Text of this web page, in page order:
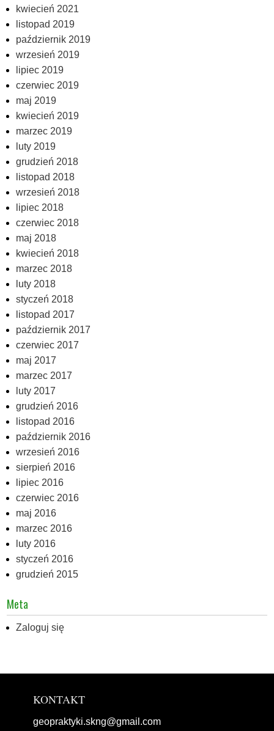
kwiecień 2021
listopad 2019
październik 2019
wrzesień 2019
lipiec 2019
czerwiec 2019
maj 2019
kwiecień 2019
marzec 2019
luty 2019
grudzień 2018
listopad 2018
wrzesień 2018
lipiec 2018
czerwiec 2018
maj 2018
kwiecień 2018
marzec 2018
luty 2018
styczeń 2018
listopad 2017
październik 2017
czerwiec 2017
maj 2017
marzec 2017
luty 2017
grudzień 2016
listopad 2016
październik 2016
wrzesień 2016
sierpień 2016
lipiec 2016
czerwiec 2016
maj 2016
marzec 2016
luty 2016
styczeń 2016
grudzień 2015
Meta
Zaloguj się
KONTAKT
geopraktyki.skng@gmail.com